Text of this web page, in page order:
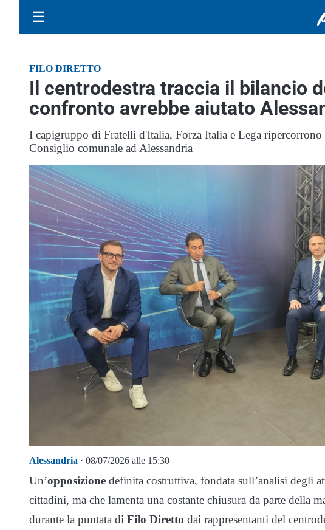
☰
FILO DIRETTO
Il centrodestra traccia il bilancio
confronto avrebbe aiutato
I capigruppo di Fratelli d'Italia, Forza Italia e Lega
Consiglio comunale ad Alessandria
Alessandria · 08/07/2026 alle 15:30
Un’opposizione definita costruttiva, fondata sull’analisi degli
cittadini, ma che lamenta una costante chiusura da parte della
durante la puntata di Filo Diretto dai rappresentanti del